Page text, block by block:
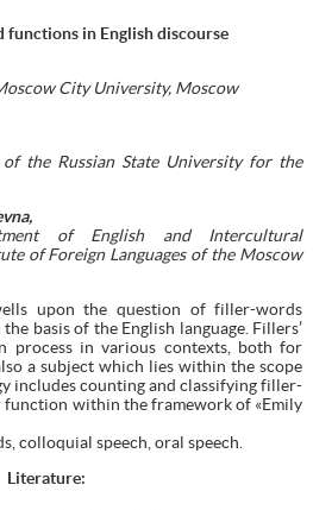
in English discourse
City University, Moscow
the Russian State University for the
of English and Intercultural
of Foreign Languages of the Moscow
upon the question of filler-words
basis of the English language. Fillers’
process in various contexts, both for
a subject which lies within the scope
includes counting and classifying filler-
within the framework of «Emily
colloquial speech, oral speech.
Literature: